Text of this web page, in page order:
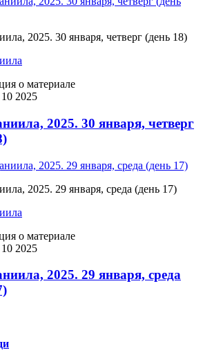
2025. 30 января, четверг (день 18)
о материале
2025
2025. 30 января, четверг
2025. 29 января, среда (день 17)
о материале
2025
2025. 29 января, среда